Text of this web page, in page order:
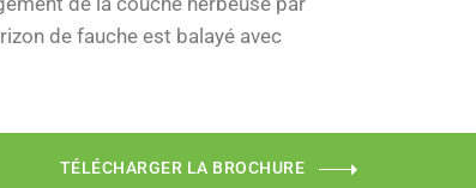
de fauche est balayé avec
TÉLÉCHARGER LA BROCHURE